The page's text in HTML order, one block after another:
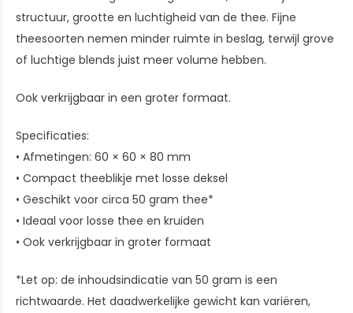
structuur, grootte en luchtigheid van de thee. Fijne
theesoorten nemen minder ruimte in beslag, terwijl grove
of luchtige blends juist meer volume hebben.
Ook verkrijgbaar in een groter formaat.
Specificaties:
• Afmetingen: 60 × 60 × 80 mm
• Compact theeblikje met losse deksel
• Geschikt voor circa 50 gram thee*
• Ideaal voor losse thee en kruiden
• Ook verkrijgbaar in groter formaat
*Let op: de inhoudsindicatie van 50 gram is een
richtwaarde. Het daadwerkelijke gewicht kan variëren,